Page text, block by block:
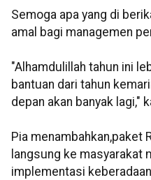
Semoga apa yang di
amal bagi managemen
"Alhamdulillah tahun ini
bantuan dari tahun
depan akan banyak lagi,"
Pia menambahkan,paket
langsung ke masyarakat
implementasi